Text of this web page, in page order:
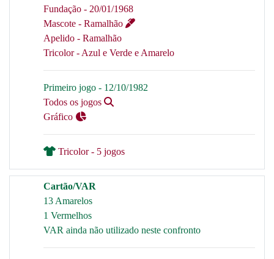
Fundação - 20/01/1968
Mascote - Ramalhão
Apelido - Ramalhão
Tricolor - Azul e Verde e Amarelo
Primeiro jogo - 12/10/1982
Todos os jogos
Gráfico
Tricolor - 5 jogos
Cartão/VAR
13 Amarelos
1 Vermelhos
VAR ainda não utilizado neste confronto